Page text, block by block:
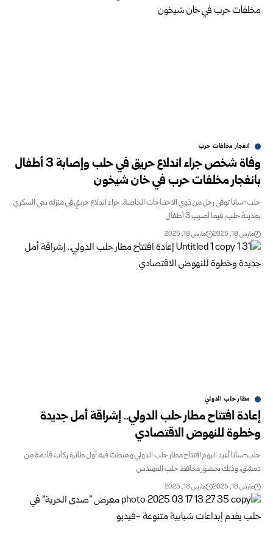
انفجار مخلفات حرب
وفاة شخص جراء اندلاع حريق في حلب وإصابة 3 أطفال
بانفجار مخلفات حرب في خان شيخون
حلب-سانا توفي رجل من ذوي الاحتياجات الخاصة، جراء اندلاع حريقٍ في منزله بحي السكري
بمدينة حلب، فيما أصيب 3 أطفال
مارس 18, 2025 مارس 18, 2025
مطار حلب الدولي
إعادة افتتاح مطار حلب الدولي.. إشراقة أمل جديدة
وخطوة للنهوض الاقتصادي
حلب-سانا أعيد اليوم افتتاح مطار حلب الدولي وهبطت فيه أول طائرة ركاب قادمة من
دمشق، وذلك بحضور محافظ حلب المهندس
مارس 18, 2025 مارس 18, 2025